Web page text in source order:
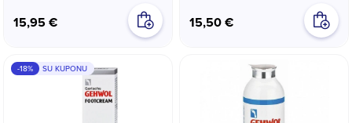
15,95 € 15,50 €
-18% SU KUPONU